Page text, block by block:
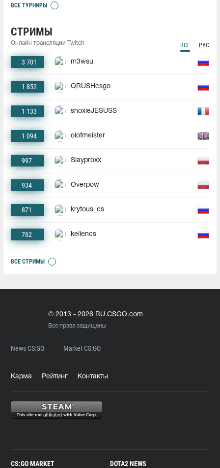
ВСЕ ТУРНИРЫ
СТРИМЫ
Онлайн трансляции Twitch ВСЕ РУС
3 701 m3wsu
1 852 QRUSHcsgo
1 133 shoxieJESUSS
1 094 olofmeister
997 Slayproxx
934 Overpow
871 krytous_cs
762 keliencs
ВСЕ СТРИМЫ
© 2013 - 2026 RU.CSGO.com
Все права защищены
News CS:GO Market CS:GO
Карма Рейтинг Контакты
CS:GO MARKET DOTA2 NEWS